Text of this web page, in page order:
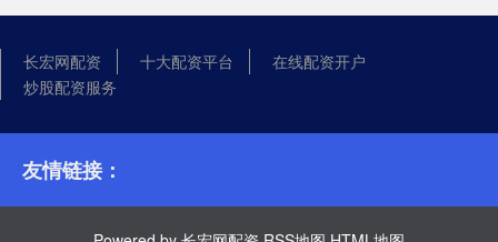
长宏网配资 十大配资平台
在线配资开户
炒股配资服务
友情链接：